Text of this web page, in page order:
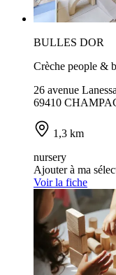
BULLES DOR
Crèche people &
26 avenue
69410
1,3 km
nursery
Ajouter à ma
Voir la fiche